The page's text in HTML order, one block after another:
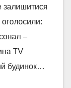
залишитися
–
TV
будинок…